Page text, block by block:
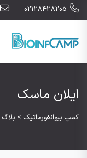
02128428205
ایلان ماسک
کمپ بیوانفورماتیک > بلاگ